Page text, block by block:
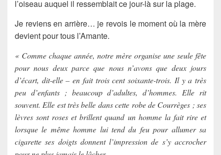
l’oiseau auquel il ressemblait ce jour-là sur la plage.
Je reviens en arrière… je revois le moment où la mère
devient pour tous l’Amante.
« Comme chaque année, notre mère organise une seule fête
pour nous deux parce que nous n’avons que deux jours
d’écart, dit-elle – en fait trois cent soixante-trois. Il y a très
peu d’enfants ; beaucoup d’adultes, d’hommes. Elle rit
souvent. Elle est très belle dans cette robe de Courrèges ; ses
lèvres sont roses et brillent quand un homme la fait rire et
lorsque le même homme lui tend du feu pour allumer sa
cigarette ses doigts donnent l’impression de s’y accrocher